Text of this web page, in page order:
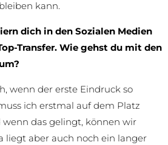
kann.
dich in den Sozialen Medien
Transfer. Wie gehst du mit den
wenn der erste Eindruck so
ich erstmal auf dem Platz
das gelingt, können wir
liegt aber auch noch ein langer